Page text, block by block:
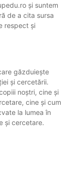
și suntem
de a cita sursa
respect și
găzduiește
și cercetării.
noștri, cine și
cine și cum
la lumea în
și cercetare.